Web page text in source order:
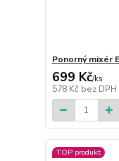
Ponorný mixér
699 Kč/ks
578 Kč bez DPH
TOP produkt